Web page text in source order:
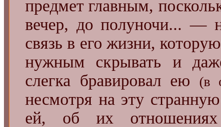
предмет главным,
вечер, до полуночи... —
связь в его жизни,
нужным скрывать и
слегка бравировал ею
(в
несмотря на эту
ей, об их